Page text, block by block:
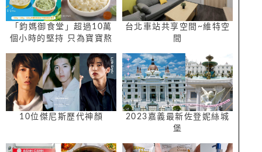
「鈞媽御食堂」超過10萬
個小時的堅持 只為寶寶熬
台北車站共享空間~維特空
間
10位傑尼斯歷代神顏
2023嘉義最新佐登妮絲城
堡